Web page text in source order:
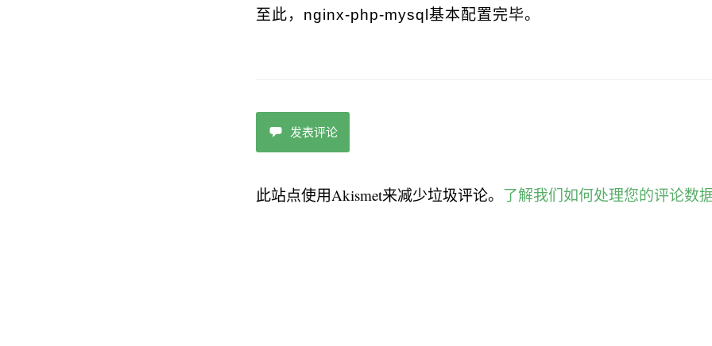
至此，nginx-php-mysql基本配置完毕。
发表评论
此站点使用Akismet来减少垃圾评论。 了解我们如何处理您的评论数